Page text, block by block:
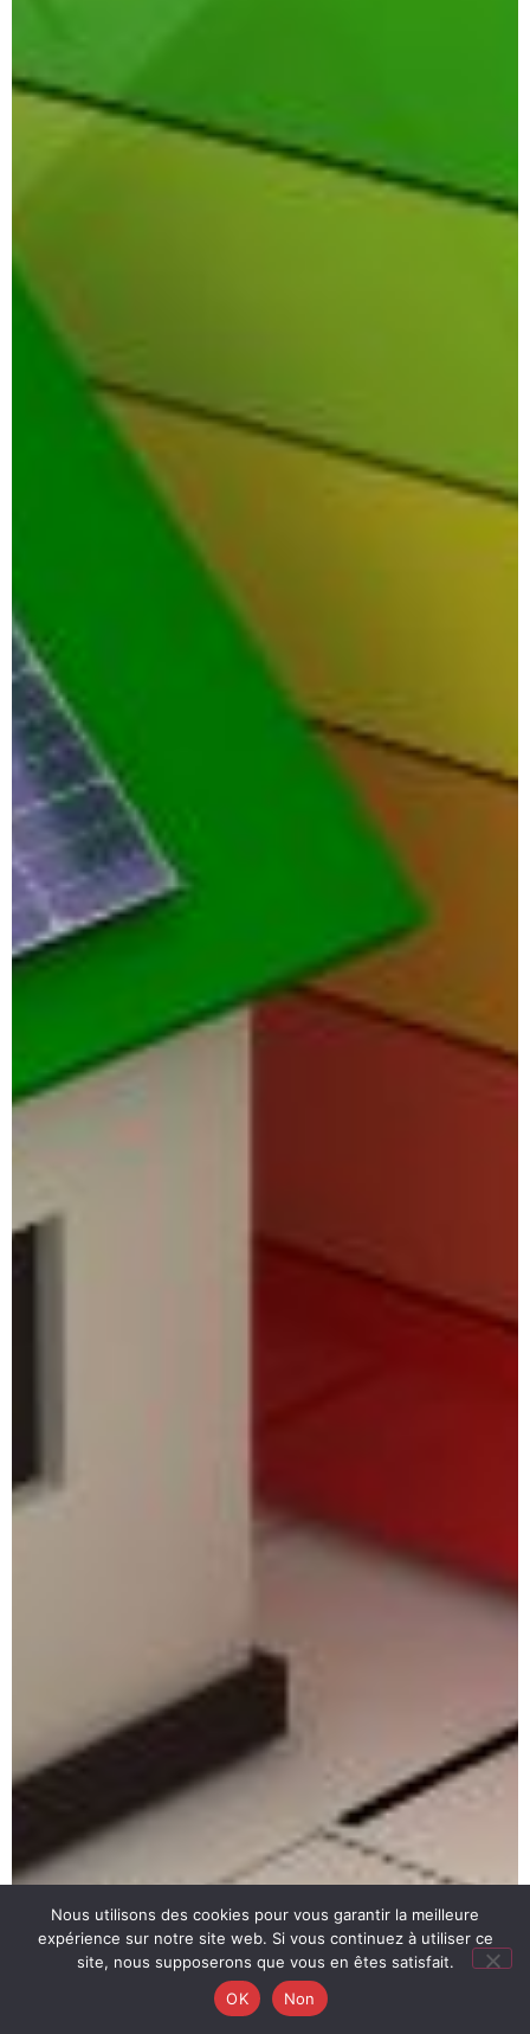
Nous utilisons des cookies pour vous garantir la meilleure
expérience sur notre site web. Si vous continuez à utiliser ce
site, nous supposerons que vous en êtes satisfait.
OK
Non